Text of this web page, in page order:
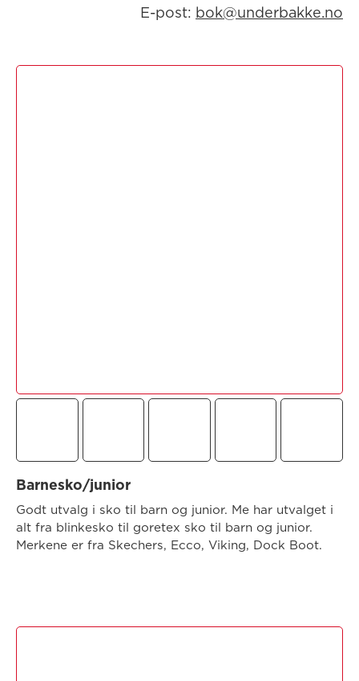
E-post: bok@underbakke.no
Barnesko/junior
Godt utvalg i sko til barn og junior. Me har utvalget i
alt fra blinkesko til goretex sko til barn og junior.
Merkene er fra Skechers, Ecco, Viking, Dock Boot.